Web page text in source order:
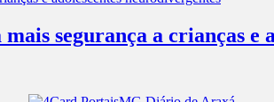
segurança a crianças e